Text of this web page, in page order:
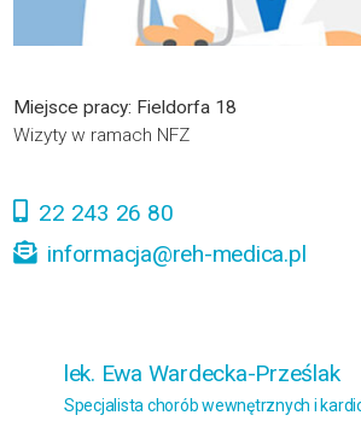
Miejsce pracy: Fieldorfa 18
Wizyty w ramach NFZ
22 243 26 80
informacja@reh-medica.pl
lek. Ewa Wardecka-Prześlak
Specjalista chorób wewnętrznych i